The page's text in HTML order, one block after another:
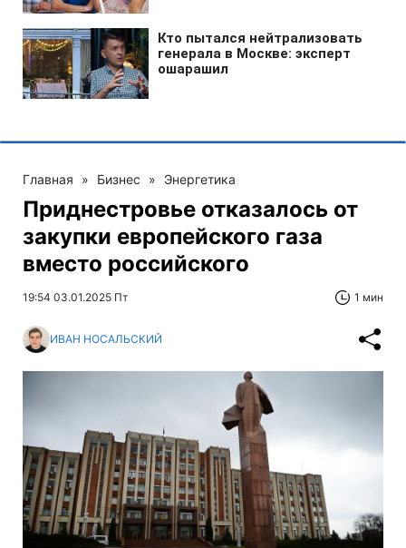
Главная » Бизнес » Энергетика
Приднестровье отказалось от
закупки европейского газа
вместо российского
19:54 03.01.2025 Пт 1 мин
ИВАН НОСАЛЬСКИЙ